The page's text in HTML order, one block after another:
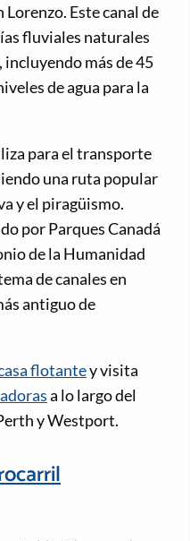
Este canal de
fluviales naturales
más de 45
de agua para la
para el transporte
una ruta popular
y el piragüismo.
por Parques Canadá
de la Humanidad
de canales en
antiguo de
flotantey visita
a lo largo del
y Westport.